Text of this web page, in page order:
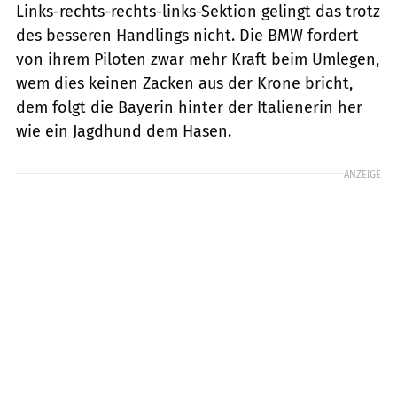
Links-rechts-rechts-links-Sektion gelingt das trotz
des besseren Handlings nicht. Die BMW fordert
von ihrem Piloten zwar mehr Kraft beim Umlegen,
wem dies keinen Zacken aus der Krone bricht,
dem folgt die Bayerin hinter der Italienerin her
wie ein Jagdhund dem Hasen.
ANZEIGE